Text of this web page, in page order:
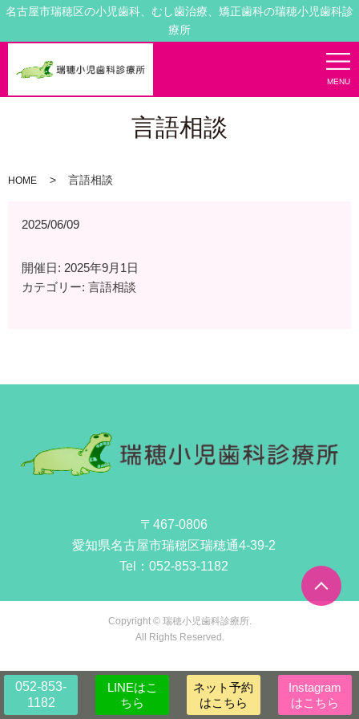
名古屋市瑞穂区の小児歯科、むし歯治療、矯正歯科の瑞穂小児歯科診
療所
MENU
言語相談
HOME 言語相談
2025/06/09
開催日: 2025年9月1日
カテゴリー:言語相談
052-853-
1182
LINEはこ
ちら
ネット予約
はこちら
Instagram
はこちら
〒467-0806
愛知県名古屋市瑞穂区瑞穂通4-39-2
Tel： 052-853-1182
Copyright © 瑞穂小児歯科診療所.
All Rights Reserved.